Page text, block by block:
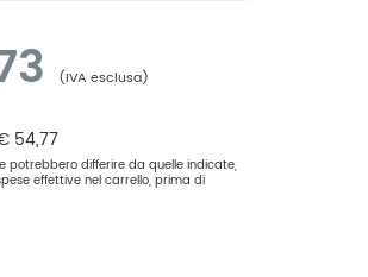
(IVA esclusa)
54,77
potrebbero differire da quelle indicate,
effettive nel carrello, prima di